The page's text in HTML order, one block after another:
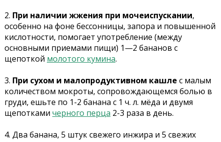
2. При наличии жжения при мочеиспускании,
особенно на фоне бессонницы, запора и повышенной
кислотности, помогает употребление (между
основными приемами пищи) 1—2 бананов с
щепоткой молотого кумина.
3. При сухом и малопродуктивном кашле с малым
количеством мокроты, сопровождающемся болью в
груди, ешьте по 1-2 банана с 1 ч. л. мёда и двумя
щепотками черного перца 2-3 раза в день.
4. Два банана, 5 штук свежего инжира и 5 свежих